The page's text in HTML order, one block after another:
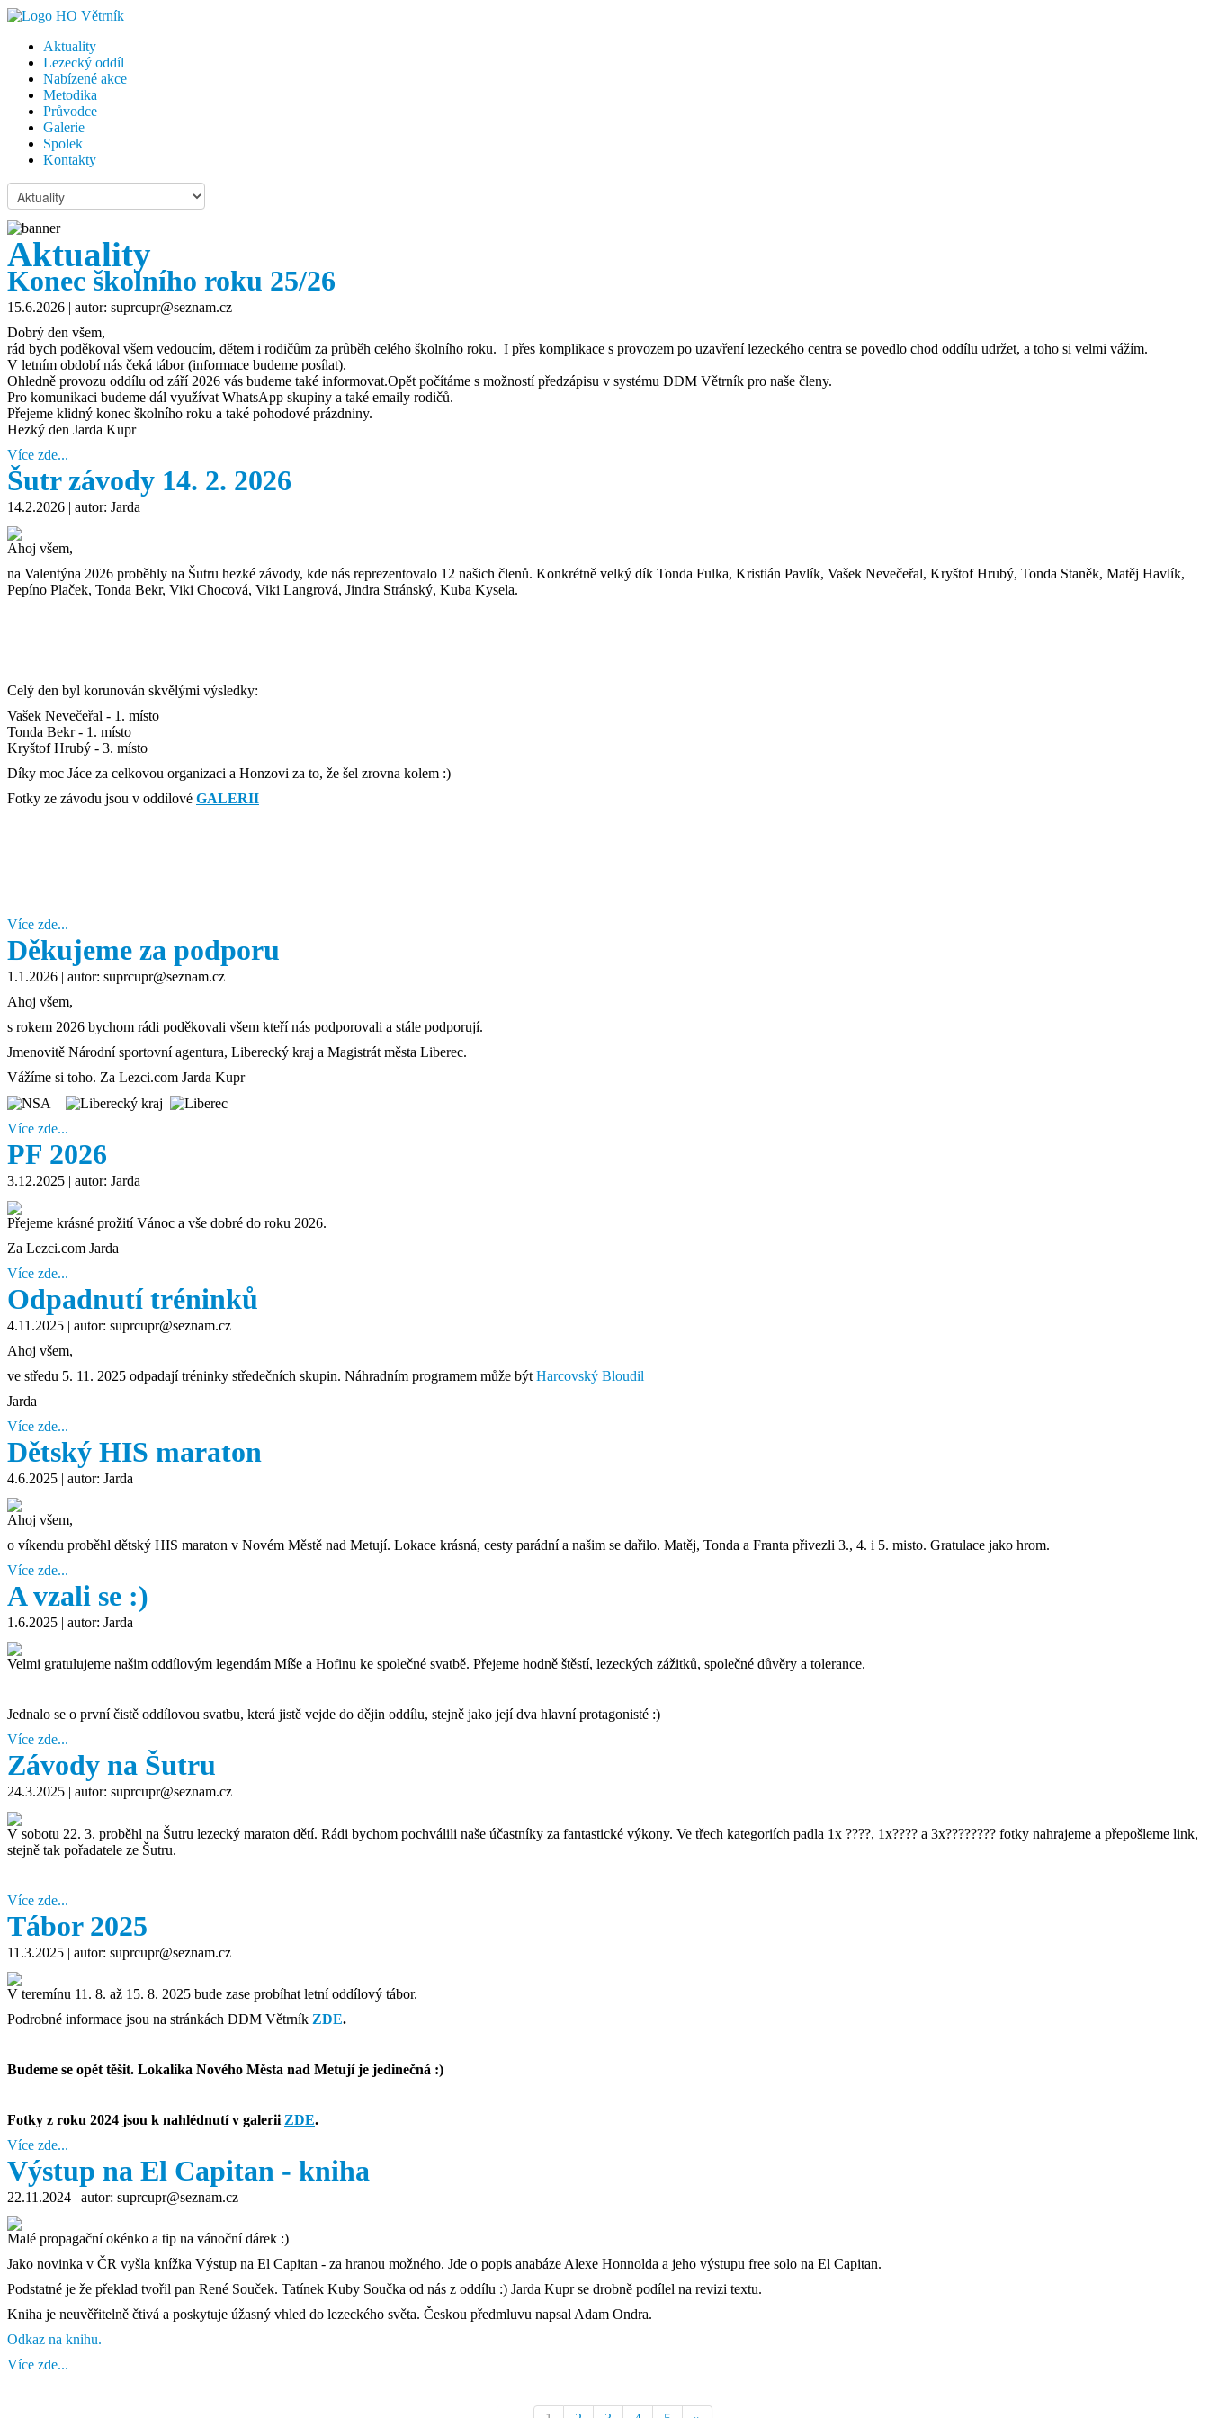
Aktuality
Lezecký oddíl
Nabízené akce
Metodika
Průvodce
Galerie
Spolek
Kontakty
Aktuality
Konec školního roku 25/26
15.6.2026 | autor: suprcupr@seznam.cz
Dobrý den všem,
rád bych poděkoval všem vedoucím, dětem i rodičům za průběh celého školního roku. I přes komplikace s provozem po uzavření lezeckého centra se povedlo chod oddílu udržet, a toho si velmi vážím.
V letním období nás čeká tábor (informace budeme posílat).
Ohledně provozu oddílu od září 2026 vás budeme také informovat.Opět počítáme s možností předzápisu v systému DDM Větrník pro naše členy.
Pro komunikaci budeme dál využívat WhatsApp skupiny a také emaily rodičů.
Přejeme klidný konec školního roku a také pohodové prázdniny.
Hezký den Jarda Kupr
Více zde...
Šutr závody 14. 2. 2026
14.2.2026 | autor: Jarda
Ahoj všem,
na Valentýna 2026 proběhly na Šutru hezké závody, kde nás reprezentovalo 12 našich členů. Konkrétně velký dík Tonda Fulka, Kristián Pavlík, Vašek Nevečeřal, Kryštof Hrubý, Tonda Staněk, Matěj Havlík,
Pepíno Plaček, Tonda Bekr, Viki Chocová, Viki Langrová, Jindra Stránský, Kuba Kysela.
Celý den byl korunován skvělými výsledky:
Vašek Nevečeřal - 1. místo
Tonda Bekr - 1. místo
Kryštof Hrubý - 3. místo
Díky moc Jáce za celkovou organizaci a Honzovi za to, že šel zrovna kolem :)
Fotky ze závodu jsou v oddílové GALERII
Více zde...
Děkujeme za podporu
1.1.2026 | autor: suprcupr@seznam.cz
Ahoj všem,
s rokem 2026 bychom rádi poděkovali všem kteří nás podporovali a stále podporují.
Jmenovitě Národní sportovní agentura, Liberecký kraj a Magistrát města Liberec.
Vážíme si toho. Za Lezci.com Jarda Kupr
Více zde...
PF 2026
3.12.2025 | autor: Jarda
Přejeme krásné prožití Vánoc a vše dobré do roku 2026.
Za Lezci.com Jarda
Více zde...
Odpadnutí tréninků
4.11.2025 | autor: suprcupr@seznam.cz
Ahoj všem,
ve středu 5. 11. 2025 odpadají tréninky středečních skupin. Náhradním programem může být Harcovský Bloudil
Jarda
Více zde...
Dětský HIS maraton
4.6.2025 | autor: Jarda
Ahoj všem,
o víkendu proběhl dětský HIS maraton v Novém Městě nad Metují. Lokace krásná, cesty parádní a našim se dařilo. Matěj, Tonda a Franta přivezli 3., 4. i 5. misto. Gratulace jako hrom.
Více zde...
A vzali se :)
1.6.2025 | autor: Jarda
Velmi gratulujeme našim oddílovým legendám Míše a Hofinu ke společné svatbě. Přejeme hodně štěstí, lezeckých zážitků, společné důvěry a tolerance.
Jednalo se o první čistě oddílovou svatbu, která jistě vejde do dějin oddílu, stejně jako její dva hlavní protagonisté :)
Více zde...
Závody na Šutru
24.3.2025 | autor: suprcupr@seznam.cz
V sobotu 22. 3. proběhl na Šutru lezecký maraton dětí. Rádi bychom pochválili naše účastníky za fantastické výkony. Ve třech kategoriích padla 1x ????, 1x???? a 3x???????? fotky nahrajeme a přepošleme link,
stejně tak pořadatele ze Šutru.
Více zde...
Tábor 2025
11.3.2025 | autor: suprcupr@seznam.cz
V teremínu 11. 8. až 15. 8. 2025 bude zase probíhat letní oddílový tábor.
Podrobné informace jsou na stránkách DDM Větrník ZDE.
Budeme se opět těšit. Lokalika Nového Města nad Metují je jedinečná :)
Fotky z roku 2024 jsou k nahlédnutí v galerii ZDE.
Více zde...
Výstup na El Capitan - kniha
22.11.2024 | autor: suprcupr@seznam.cz
Malé propagační okénko a tip na vánoční dárek :)
Jako novinka v ČR vyšla knížka Výstup na El Capitan - za hranou možného. Jde o popis anabáze Alexe Honnolda a jeho výstupu free solo na El Capitan.
Podstatné je že překlad tvořil pan René Souček. Tatínek Kuby Součka od nás z oddílu :) Jarda Kupr se drobně podílel na revizi textu.
Kniha je neuvěřitelně čtivá a poskytuje úžasný vhled do lezeckého světa. Českou předmluvu napsal Adam Ondra.
Odkaz na knihu.
Více zde...